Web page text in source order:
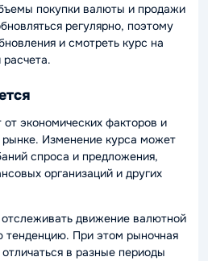
покупки валюты и продажи
регулярно, поэтому
и смотреть курс на
экономических факторов и
Изменение курса может
спроса и предложения,
организаций и других
отслеживать движение валютной
тенденцию. При этом рыночная
в разные периоды